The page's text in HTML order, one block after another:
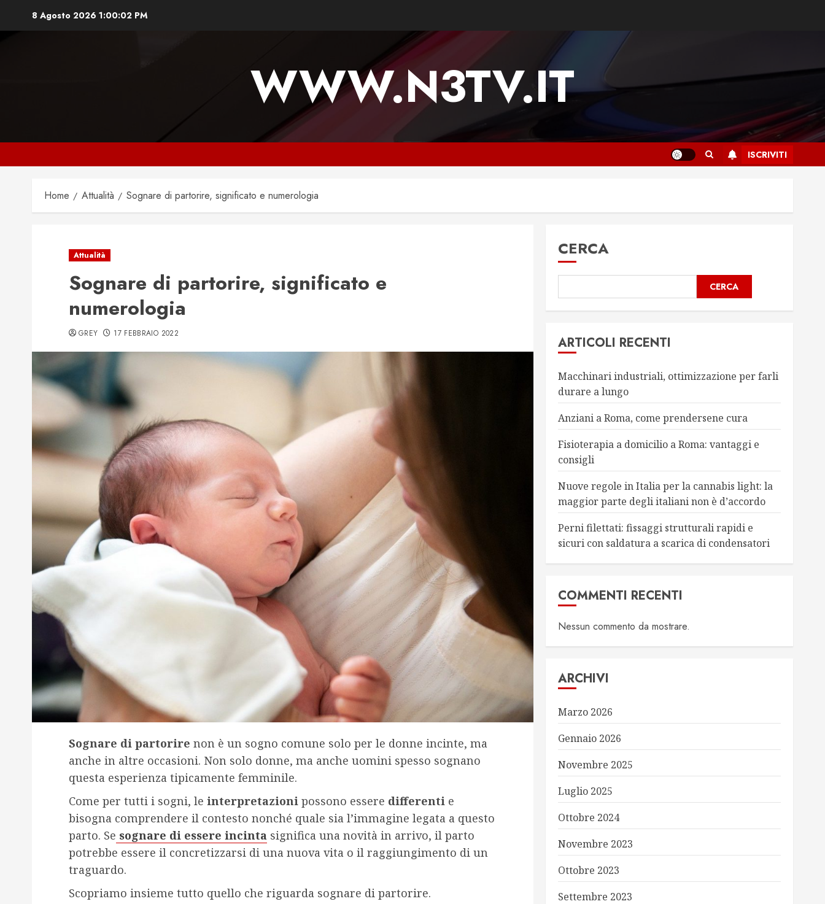
8 Agosto 2026 1:00:03 PM
WWW.N3TV.IT
ISCRIVITI
Home Attualità Sognare di partorire, significato e numerologia
Attualità
Sognare di partorire, significato e
numerologia
GREY 17 FEBBRAIO 2022
Sognare di partorire non è un sogno comune solo per le donne incinte, ma
anche in altre occasioni. Non solo donne, ma anche uomini spesso sognano
questa esperienza tipicamente femminile.
Come per tutti i sogni, le interpretazioni possono essere differenti e
bisogna comprendere il contesto nonché quale sia l’immagine legata a questo
parto. Se sognare di essere incinta significa una novità in arrivo, il parto
potrebbe essere il concretizzarsi di una nuova vita o il raggiungimento di un
traguardo.
Scopriamo insieme tutto quello che riguarda sognare di partorire.
CERCA
CERCA
ARTICOLI RECENTI
Macchinari industriali, ottimizzazione per farli
durare a lungo
Anziani a Roma, come prendersene cura
Fisioterapia a domicilio a Roma: vantaggi e
consigli
Nuove regole in Italia per la cannabis light: la
maggior parte degli italiani non è d’accordo
Perni filettati: fissaggi strutturali rapidi e
sicuri con saldatura a scarica di condensatori
COMMENTI RECENTI
Nessun commento da mostrare.
ARCHIVI
Marzo 2026
Gennaio 2026
Novembre 2025
Luglio 2025
Ottobre 2024
Novembre 2023
Ottobre 2023
Settembre 2023